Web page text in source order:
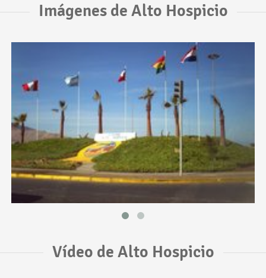
Imágenes de Alto Hospicio
Vídeo de Alto Hospicio